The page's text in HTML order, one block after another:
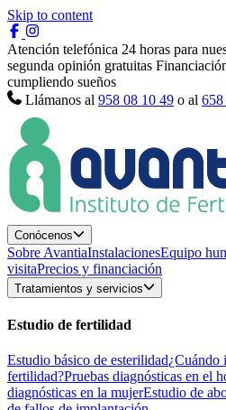
Skip to content
Atención telefónica 24 horas para
segunda opinión gratuitas
cumpliendo sueños
Llámanos al 958 08 10 49 o al 658
Conócenos
Sobre AvantiaInstalacionesEquipo
visitaPrecios y financiación
Tratamientos y servicios
Estudio de fertilidad
Estudio básico de esterilidad¿Cuándo
fertilidad?Pruebas diagnósticas en el
diagnósticas en la mujerEstudio de